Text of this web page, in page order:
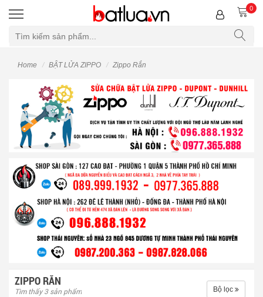
0
Home BẬT LỬA ZIPPO Zippo Rắn
ZIPPO RẮN
Tìm thấy 3 sản phẩm Bộ lọc